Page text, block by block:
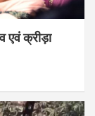
एवं क्रीड़ा